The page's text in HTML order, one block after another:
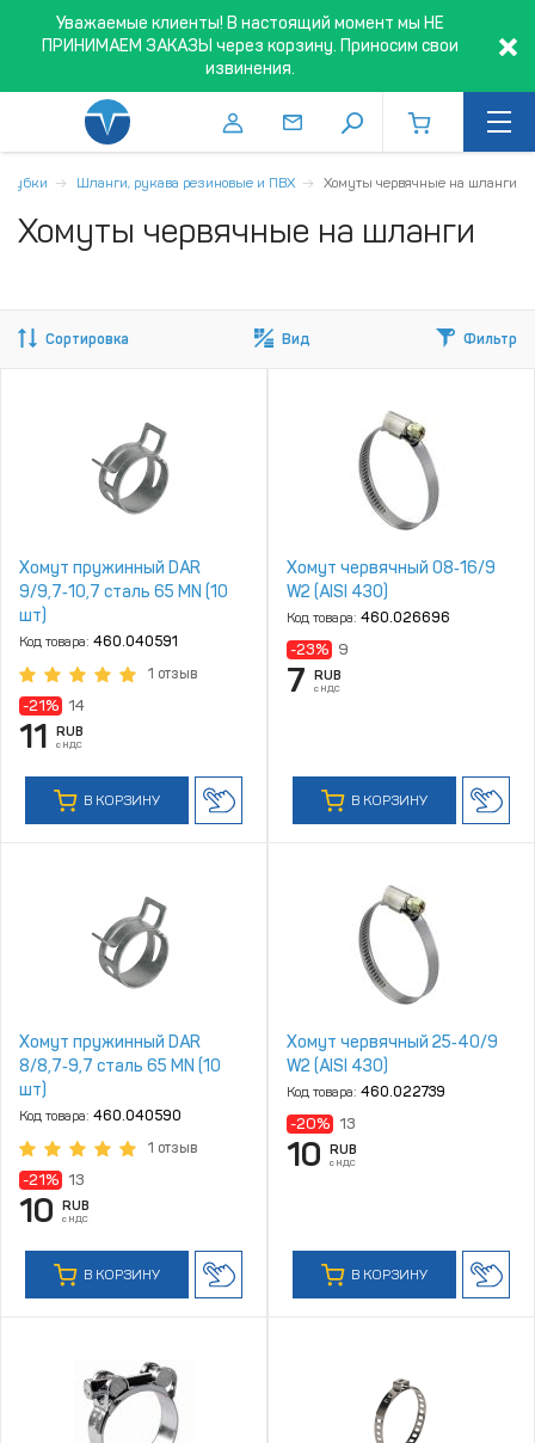
Уважаемые клиенты! В настоящий момент мы НЕ
ПРИНИМАЕМ ЗАКАЗЫ через корзину. Приносим свои
извинения.
Шланги, рукава резиновые и ПВХ Хомуты червячные на шланги
Хомуты червячные на шланги
Сортировка Вид Фильтр
Хомут пружинный DAR
9/9,7‑10,7 сталь 65 MN (10
шт)
Код товара: 460.040591
1 отзыв
-21% 14
11 RUB
с НДС
В КОРЗИНУ
Хомут червячный 08‑16/9
W2 (AISI 430)
Код товара: 460.026696
-23% 9
7 RUB
с НДС
В КОРЗИНУ
Хомут пружинный DAR
8/8,7‑9,7 сталь 65 MN (10
шт)
Код товара: 460.040590
1 отзыв
-21% 13
10 RUB
с НДС
В КОРЗИНУ
Хомут червячный 25‑40/9
W2 (AISI 430)
Код товара: 460.022739
-20% 13
10 RUB
с НДС
В КОРЗИНУ